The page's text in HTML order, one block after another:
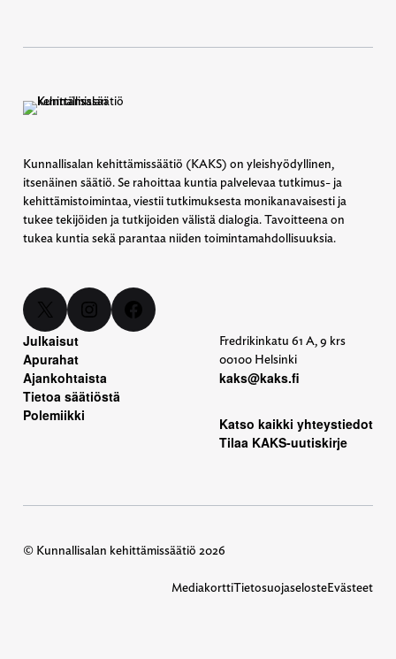
Kunnallisalan kehittämissäätiö (KAKS) on yleishyödyllinen,
itsenäinen säätiö. Se rahoittaa kuntia palvelevaa tutkimus- ja
kehittämistoimintaa, viestii tutkimuksesta monikanavaisesti ja
tukee tekijöiden ja tutkijoiden välistä dialogia. Tavoitteena on
tukea kuntia sekä parantaa niiden toimintamahdollisuuksia.
X Instagram Facebook
Julkaisut
Apurahat
Ajankohtaista
Tietoa säätiöstä
Polemiikki
Fredrikinkatu 61 A, 9 krs
00100 Helsinki
kaks@kaks.fi
Katso kaikki yhteystiedot
Tilaa KAKS-uutiskirje
© Kunnallisalan kehittämissäätiö 2026
MediakorttiTietosuojaselosteEvästeet